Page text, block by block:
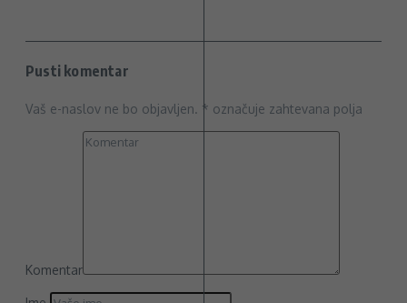
Pusti komentar
Vaš e-naslov ne bo objavljen. * označuje zahtevana polja
Komentar